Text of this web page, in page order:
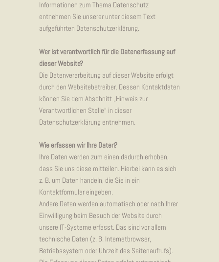
Informationen zum Thema Datenschutz
entnehmen Sie unserer unter diesem Text
aufgeführten Datenschutzerklärung.
Wer ist verantwortlich für die Datenerfassung auf
dieser Website?
Die Datenverarbeitung auf dieser Website erfolgt
durch den Websitebetreiber. Dessen Kontaktdaten
können Sie dem Abschnitt „Hinweis zur
Verantwortlichen Stelle“ in dieser
Datenschutzerklärung entnehmen.
Wie erfassen wir Ihre Daten?
Ihre Daten werden zum einen dadurch erhoben,
dass Sie uns diese mitteilen. Hierbei kann es sich
z. B. um Daten handeln, die Sie in ein
Kontaktformular eingeben.
Andere Daten werden automatisch oder nach Ihrer
Einwilligung beim Besuch der Website durch
unsere IT-Systeme erfasst. Das sind vor allem
technische Daten (z. B. Internetbrowser,
Betriebssystem oder Uhrzeit des Seitenaufrufs).